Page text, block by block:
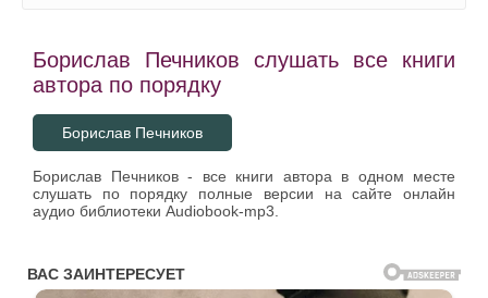
Борислав Печников слушать все книги
автора по порядку
Борислав Печников
Борислав Печников - все книги автора в одном месте
слушать по порядку полные версии на сайте онлайн
аудио библиотеки Audiobook-mp3.